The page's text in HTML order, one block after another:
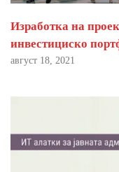
Изработка на
инвестициско
август 18, 2021